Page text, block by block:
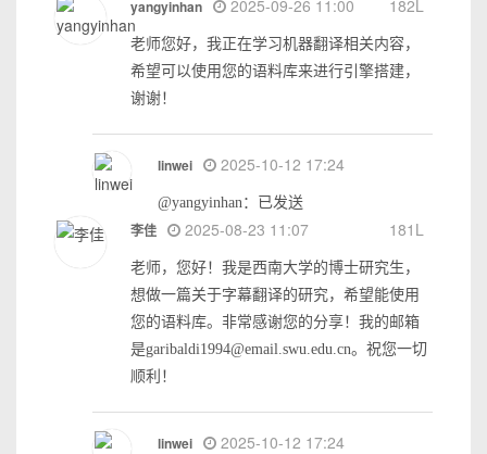
yangyinhan 2025-09-26 11:00 182L
老师您好，我正在学习机器翻译相关内容，
希望可以使用您的语料库来进行引擎搭建，
谢谢！
linwei 2025-10-12 17:24
@yangyinhan：已发送
李佳 2025-08-23 11:07 181L
老师，您好！我是西南大学的博士研究生，
想做一篇关于字幕翻译的研究，希望能使用
您的语料库。非常感谢您的分享！我的邮箱
是garibaldi1994@email.swu.edu.cn。祝您一切
顺利！
linwei 2025-10-12 17:24